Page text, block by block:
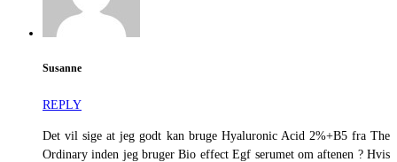
Susanne
REPLY
Det vil sige at jeg godt kan bruge Hyaluronic Acid 2%+B5 fra The
Ordinary inden jeg bruger Bio effect Egf serumet om aftenen ? Hvis